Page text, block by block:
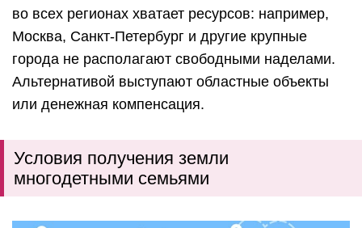
во всех регионах хватает ресурсов: например,
Москва, Санкт-Петербург и другие крупные
города не располагают свободными наделами.
Альтернативой выступают областные объекты
или денежная компенсация.
Условия получения земли
многодетными семьями